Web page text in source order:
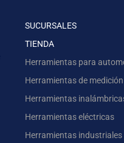
SUCURSALES
TIENDA
Herramientas para
Herramientas de medición
Herramientas
Herramientas eléctricas
Herramientas industriales